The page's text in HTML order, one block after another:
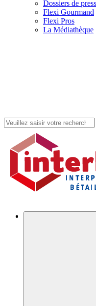
Dossiers de
Flexi Gourmand
Flexi Pros
La Médiathèque
Rechercher
dans
site